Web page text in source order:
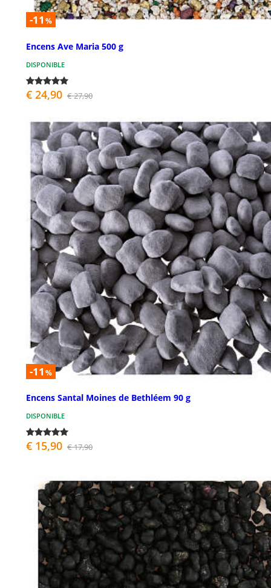
-11 %
Encens Ave Maria 500 g
DISPONIBLE
€ 24,90 € 27,90
-11 %
Encens Santal Moines de Bethléem 90 g
DISPONIBLE
€ 15,90 € 17,90